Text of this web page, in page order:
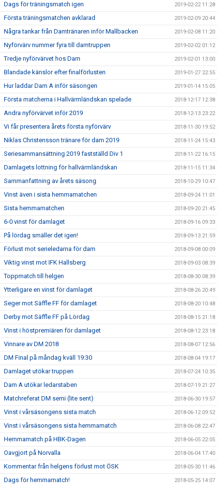
Dags för träningsmatch igen 2019-02-22 11:28
Första träningsmatchen avklarad 2019-02-09 20:44
Några tankar från Damtränaren inför Mallbacken 2019-02-08 11:20
Nyförvärv nummer fyra till damtruppen 2019-02-02 01:12
Tredje nyförvärvet hos Dam 2019-02-01 13:00
Blandade känslor efter finalförlusten 2019-01-27 22:55
Hur laddar Dam A inför säsongen 2019-01-14 15:05
Första matcherna i Hallvärmländskan spelade 2018-12-17 12:38
Andra nyförvärvet inför 2019 2018-12-13 23:22
Vi får presentera årets första nyförvärv 2018-11-30 19:52
Niklas Christensson tränare för dam 2019 2018-11-24 15:43
Seriesammansättning 2019 fastställd Div 1 2018-11-22 16:15
Damlagets lottning för hallvärmländskan 2018-11-15 11:34
Sammanfattning av årets säsong 2018-10-29 10:47
Vinst även i sista hemmamatchen 2018-09-24 11:01
Sista hemmamatchen 2018-09-20 21:45
6-0 vinst för damlaget 2018-09-16 09:33
På lördag smäller det igen! 2018-09-13 21:59
Förlust mot serieledarna för dam 2018-09-08 00:09
Viktig vinst mot IFK Hallsberg 2018-09-03 08:39
Toppmatch till helgen 2018-08-30 08:39
Ytterligare en vinst för damlaget 2018-08-26 20:49
Seger mot Säffle FF för damlaget 2018-08-20 10:48
Derby mot Säffle FF på Lördag 2018-08-15 21:18
Vinst i höstpremiären för damlaget 2018-08-12 23:18
Vinnare av DM 2018 2018-08-07 12:56
DM Final på måndag kväll 19:30 2018-08-04 19:17
Damlaget utökar truppen 2018-07-24 10:35
Dam A utökar ledarstaben 2018-07-19 21:27
Matchreferat DM semi (lite sent) 2018-06-30 19:57
Vinst i vårsäsongens sista match 2018-06-12 09:52
Vinst i vårsäsongens sista hemmamatch 2018-06-08 22:47
Hemmamatch på HBK-Dagen 2018-06-05 22:05
Oavgjort på Norvalla 2018-06-04 17:40
Kommentar från helgens förlust mot ÖSK 2018-05-30 11:46
Dags för hemmamatch! 2018-05-25 14:07